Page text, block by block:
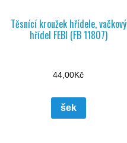
Těsnící kroužek hřídele, vačkový
hřídel FEBI (FB 11807)
44,00Kč
šek